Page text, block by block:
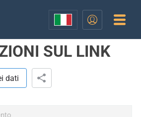
SUL LINK
dati